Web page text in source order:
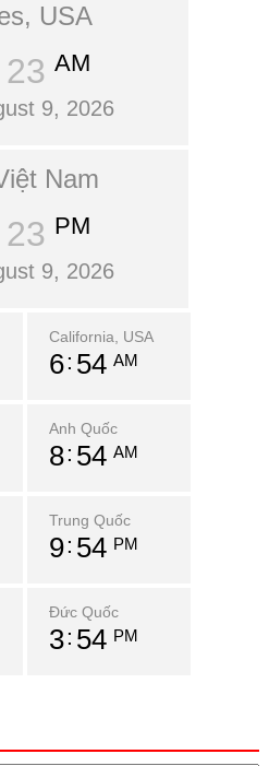
USA
24 AM
9, 2026
Nam
24 PM
9, 2026
California, USA
6 54 AM
Anh Quốc
8 54 AM
Trung Quốc
9 54 PM
Đức Quốc
3 54 PM